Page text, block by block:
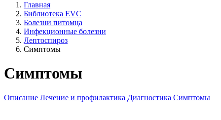
Главная
Библиотека EVC
Болезни питомца
Инфекционные болезни
Лептоспироз
Симптомы
Симптомы
Описание Лечение и профилактика Диагностика Симптомы